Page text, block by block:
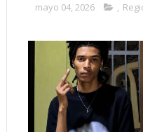
mayo 04, 2026 ,